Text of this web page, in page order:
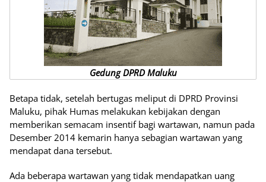
Gedung DPRD Maluku
Betapa tidak, setelah bertugas meliput di DPRD Provinsi
Maluku, pihak Humas melakukan kebijakan dengan
memberikan semacam insentif bagi wartawan, namun pada
Desember 2014 kemarin hanya sebagian wartawan yang
mendapat dana tersebut.
Ada beberapa wartawan yang tidak mendapatkan uang